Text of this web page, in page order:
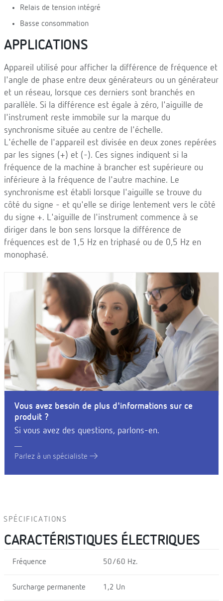
Relais de tension intégré
Basse consommation
APPLICATIONS
Appareil utilisé pour afficher la différence de fréquence et
l'angle de phase entre deux générateurs ou un générateur
et un réseau, lorsque ces derniers sont branchés en
parallèle. Si la différence est égale à zéro, l'aiguille de
l'instrument reste immobile sur la marque du
synchronisme située au centre de l'échelle.
L'échelle de l'appareil est divisée en deux zones repérées
par les signes (+) et (-). Ces signes indiquent si la
fréquence de la machine à brancher est supérieure ou
inférieure à la fréquence de l'autre machine. Le
synchronisme est établi lorsque l'aiguille se trouve du
côté du signe - et qu'elle se dirige lentement vers le côté
du signe +. L'aiguille de l'instrument commence à se
diriger dans le bon sens lorsque la différence de
fréquences est de 1,5 Hz en triphasé ou de 0,5 Hz en
monophasé.
Vous avez besoin de plus d'informations sur ce
produit ?
Si vous avez des questions, parlons-en.
Parlez à un spécialiste
SPÉCIFICATIONS
CARACTÉRISTIQUES ÉLECTRIQUES
Fréquence 50/60 Hz.
Surcharge permanente 1,2 Un